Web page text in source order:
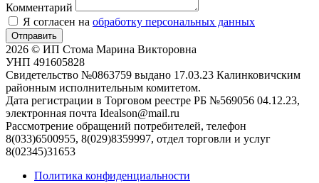
Комментарий
Я согласен на обработку персональных данных
Отправить
2026 © ИП Стома Марина Викторовна
УНП 491605828
Свидетельство №0863759 выдано 17.03.23 Калинковичским
районным исполнительным комитетом.
Дата регистрации в Торговом реестре РБ №569056 04.12.23,
электронная почта Idealson@mail.ru
Рассмотрение обращений потребителей, телефон
8(033)6500955, 8(029)8359997, отдел торговли и услуг
8(02345)31653
Политика конфиденциальности